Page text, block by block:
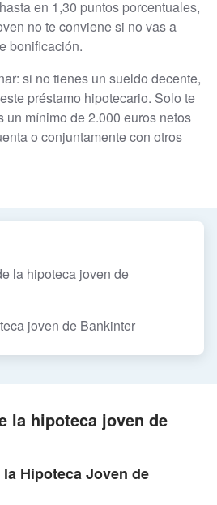
en 1,30 puntos porcentuales,
no te conviene si no vas a
bonificación.
si no tienes un sueldo decente,
préstamo hipotecario. Solo te
un mínimo de 2.000 euros netos
o conjuntamente con otros
la hipoteca joven de
joven de Bankinter
la hipoteca joven de
Hipoteca Joven de